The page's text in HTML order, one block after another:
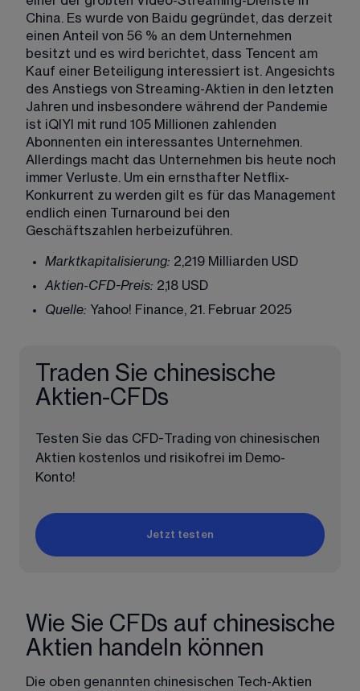
China. Es wurde von Baidu gegründet, das derzeit
einen Anteil von 56 % an dem Unternehmen
besitzt und es wird berichtet, dass Tencent am
Kauf einer Beteiligung interessiert ist. Angesichts
des Anstiegs von Streaming-Aktien in den letzten
Jahren und insbesondere während der Pandemie
ist iQIYI mit rund 105 Millionen zahlenden
Abonnenten ein interessantes Unternehmen.
Allerdings macht das Unternehmen bis heute noch
immer Verluste. Um ein ernsthafter Netflix-
Konkurrent zu werden gilt es für das Management
endlich einen Turnaround bei den
Geschäftszahlen herbeizuführen.
Marktkapitalisierung: 2,219 Milliarden USD
Aktien-CFD-Preis: 2,18 USD
Quelle: Yahoo! Finance, 21. Februar 2025
Traden Sie chinesische
Aktien-CFDs
Testen Sie das CFD-Trading von chinesischen
Aktien kostenlos und risikofrei im Demo-
Konto!
Jetzt testen
Wie Sie CFDs auf chinesische
Aktien handeln können
Die oben genannten chinesischen Tech-Aktien